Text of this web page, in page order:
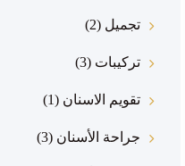
تجميل (2)
تركيبات (3)
تقويم الاسنان (1)
جراحة الأسنان (3)